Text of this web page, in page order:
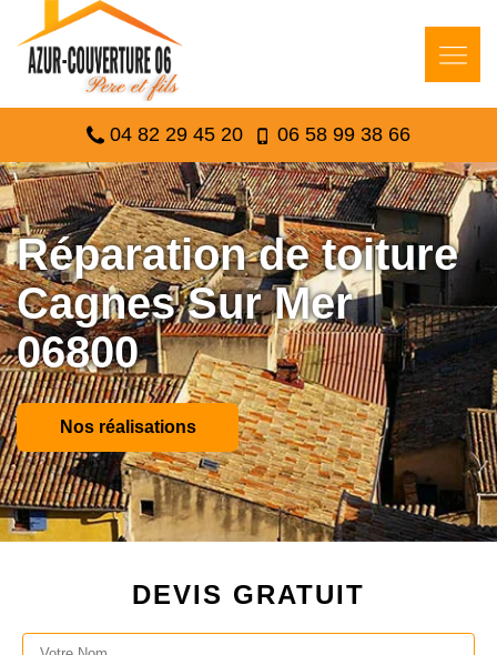
04 82 29 45 20 06 58 99 38 66
Réparation de toiture
Cagnes Sur Mer
06800
Nos réalisations
DEVIS GRATUIT